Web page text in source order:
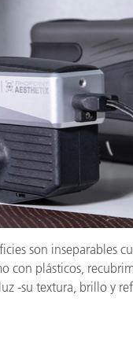
son inseparables
con plásticos,
-su textura, brillo y